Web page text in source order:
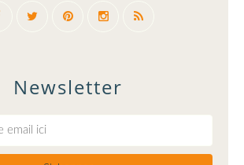
Newsletter